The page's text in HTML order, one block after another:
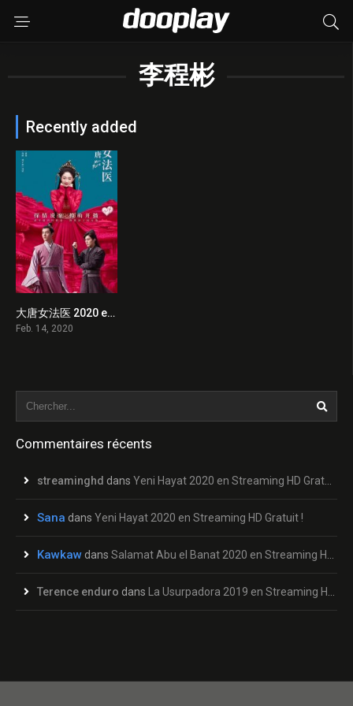
李程彬
Recently added
9大唐女法医 2020 en Streaming HD Gratuit !
Feb. 14, 2020
Commentaires récents
streaminghd dans Yeni Hayat 2020 en Streaming HD Gratuit !
Sana dans Yeni Hayat 2020 en Streaming HD Gratuit !
Kawkaw dans Salamat Abu el Banat 2020 en Streaming HD Gratuit !
Terence enduro dans La Usurpadora 2019 en Streaming HD Gratuit !